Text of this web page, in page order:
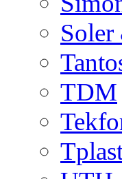
Soler
TDM